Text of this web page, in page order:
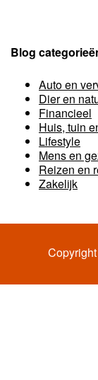
Blog
Auto en
Dier en
Financieel
Huis, tuin
Lifestyle
Mens en
Reizen en
Zakelijk